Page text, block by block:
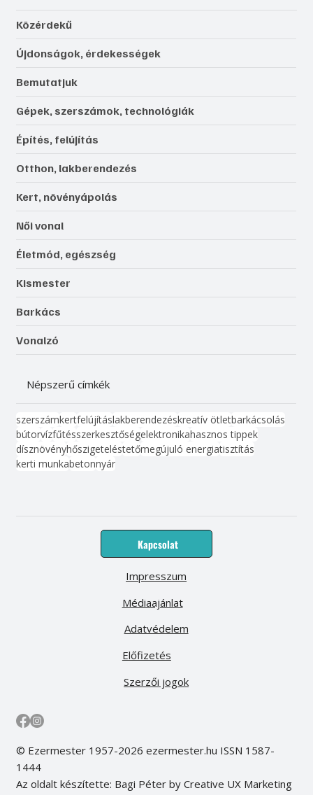
Közérdekű
Újdonságok, érdekességek
Bemutatjuk
Gépek, szerszámok, technológiák
Építés, felújítás
Otthon, lakberendezés
Kert, növényápolás
Női vonal
Életmód, egészség
Kismester
Barkács
Vonalzó
Népszerű címkék
szerszámkertfelújításlakberendezéskreatív ötletbarkácsolás
bútorvízfűtésszerkesztőségelektronikahasznos tippek
dísznövényhőszigeteléstetőmegújuló energiatisztítás
kerti munkabetonnyár
Kapcsolat
Médiaajánlat
Előfizetés
Impresszum
Adatvédelem
Szerzői jogok
© Ezermester 1957-2026 ezermester.hu ISSN 1587-
1444
Az oldalt készítette: Bagi Péter by Creative UX Marketing